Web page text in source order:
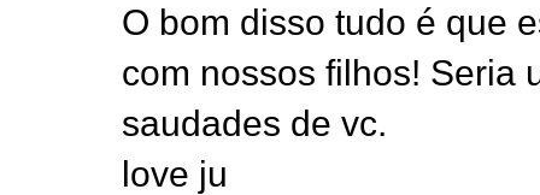
O bom disso tudo é que
com nossos filhos! Seria
saudades de vc.
love ju